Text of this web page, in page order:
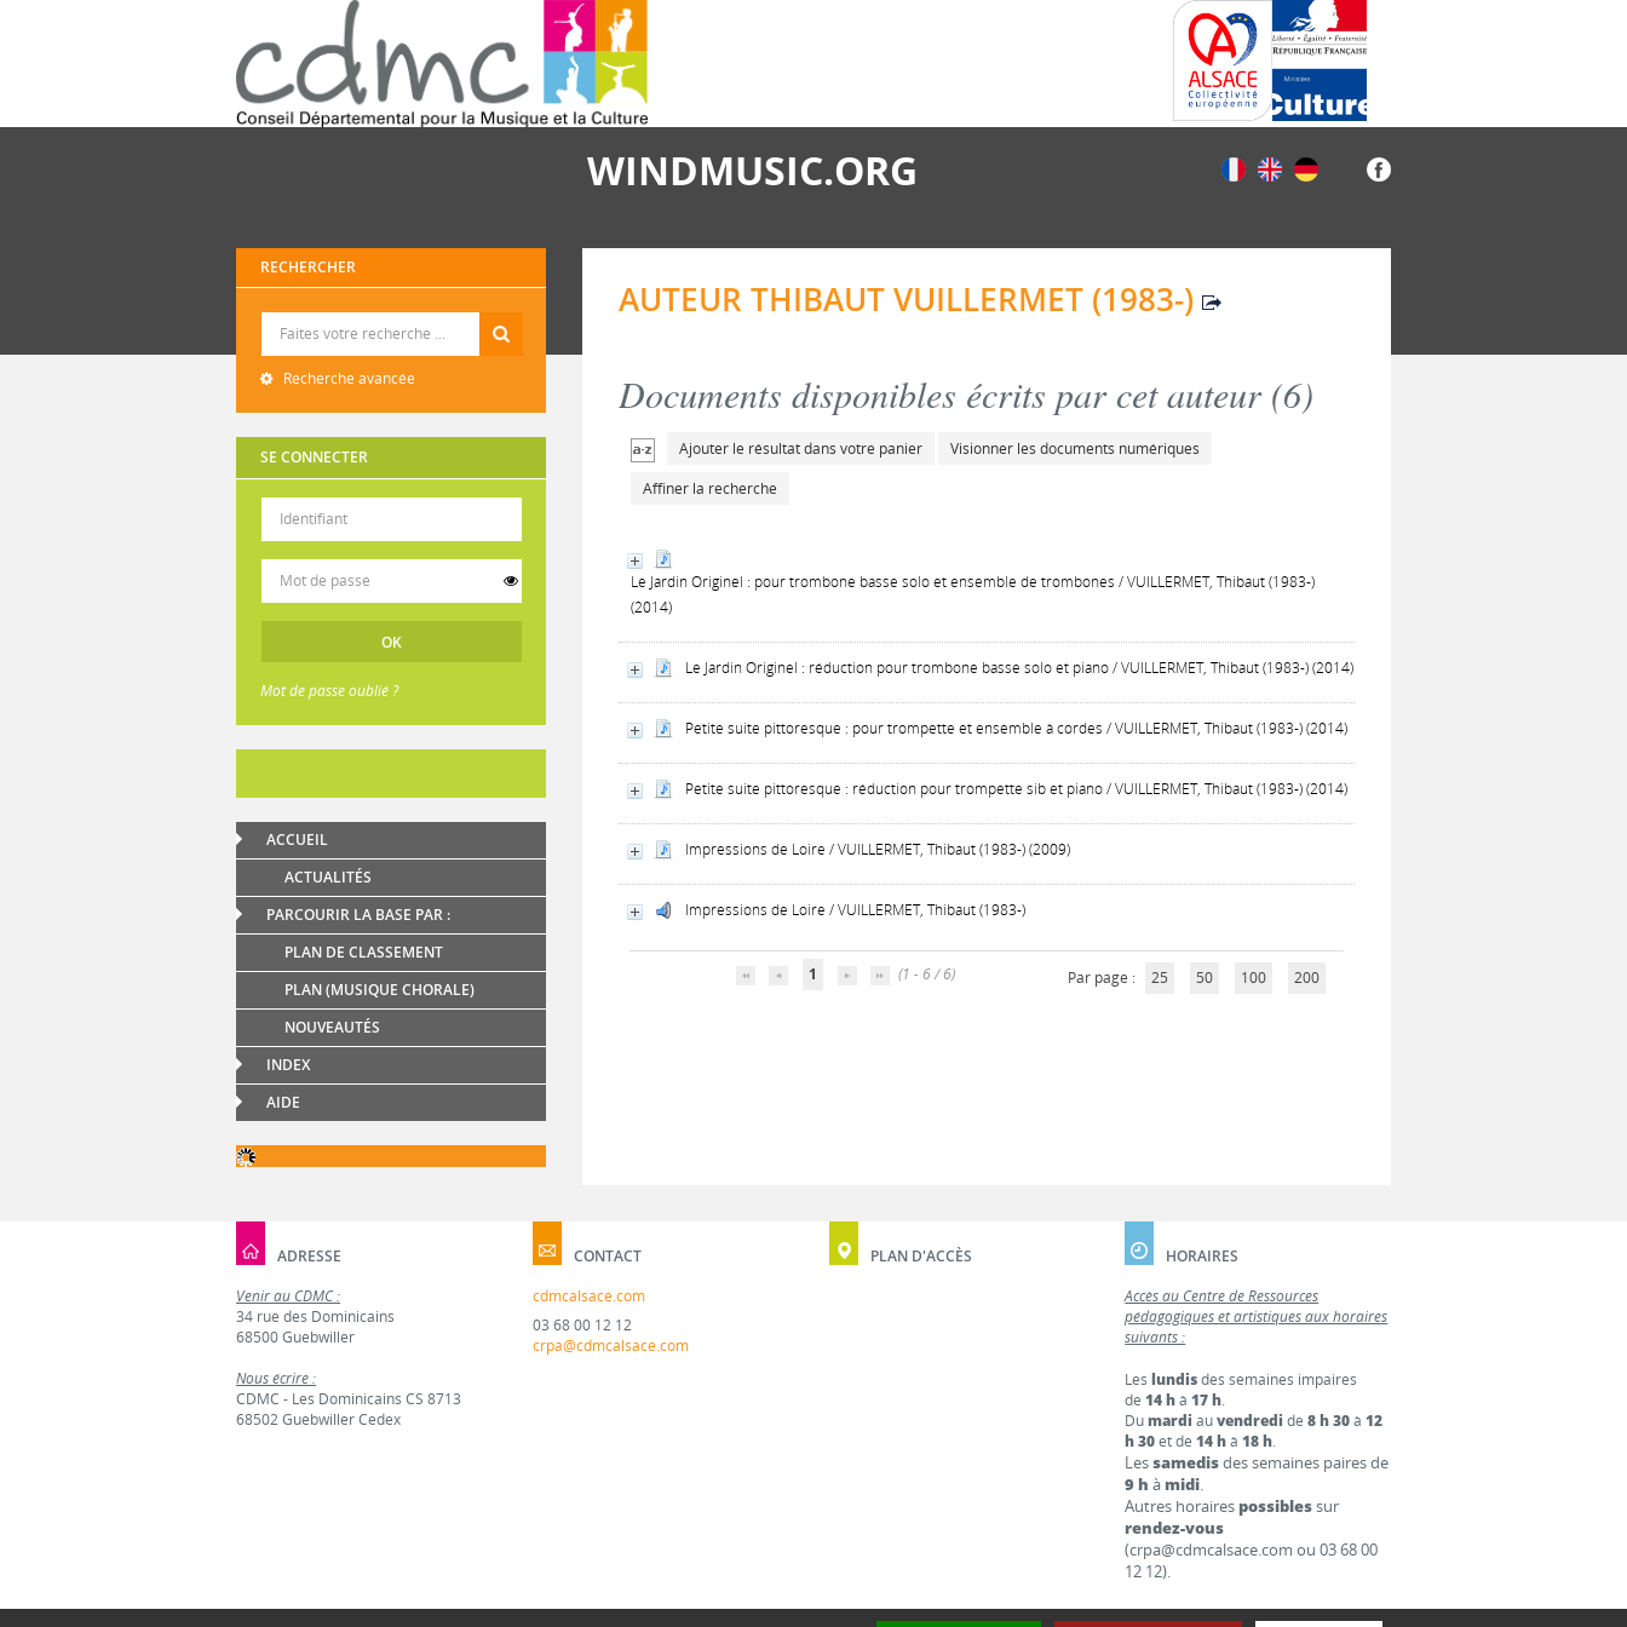
WINDMUSIC.ORG
RECHERCHER
Recherche avancée
SE CONNECTER
Mot de passe oublié ?
ACCUEIL
ACTUALITÉS
PARCOURIR LA BASE PAR :
PLAN DE CLASSEMENT
PLAN (MUSIQUE CHORALE)
NOUVEAUTÉS
INDEX
AIDE
AUTEUR THIBAUT VUILLERMET (1983-)
Documents disponibles écrits par cet auteur (6)
Ajouter le résultat dans votre panier
Visionner les documents numériques
Affiner la recherche
Le Jardin Originel : pour trombone basse solo et ensemble de trombones / VUILLERMET, Thibaut (1983-)
(2014)
Le Jardin Originel : réduction pour trombone basse solo et piano / VUILLERMET, Thibaut (1983-) (2014)
Petite suite pittoresque : pour trompette et ensemble à cordes / VUILLERMET, Thibaut (1983-) (2014)
Petite suite pittoresque : réduction pour trompette sib et piano / VUILLERMET, Thibaut (1983-) (2014)
Impressions de Loire / VUILLERMET, Thibaut (1983-) (2009)
Impressions de Loire / VUILLERMET, Thibaut (1983-)
1 (1 - 6 / 6) Par page : 25 50 100 200
ADRESSE
Venir au CDMC :
34 rue des Dominicains
68500 Guebwiller
Nous écrire :
CDMC - Les Dominicains CS 8713
68502 Guebwiller Cedex
CONTACT
cdmcalsace.com
03 68 00 12 12
crpa@cdmcalsace.com
PLAN D'ACCÈS
HORAIRES
Accès au Centre de Ressources
pédagogiques et artistiques aux horaires
suivants :
Leslundisdes semaines impaires
de14 hà17 h.
Dumardi auvendredi de8 h 30à12
h 30et de14 hà18 h.
Lessamedisdes semaines paires de
9 h à midi.
Autres horaires possiblessur
rendez-vous
(crpa@cdmcalsace.com ou 03 68 00
12 12).